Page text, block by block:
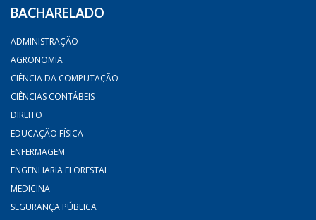
BACHARELADO
ADMINISTRAÇÃO
AGRONOMIA
CIÊNCIA DA COMPUTAÇÃO
CIÊNCIAS CONTÁBEIS
DIREITO
EDUCAÇÃO FÍSICA
ENFERMAGEM
ENGENHARIA FLORESTAL
MEDICINA
SEGURANÇA PÚBLICA